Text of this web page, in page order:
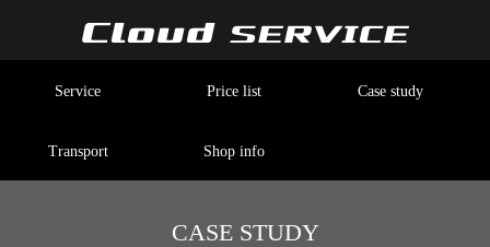
Service Price list Case study
Transport Shop info
CASE STUDY